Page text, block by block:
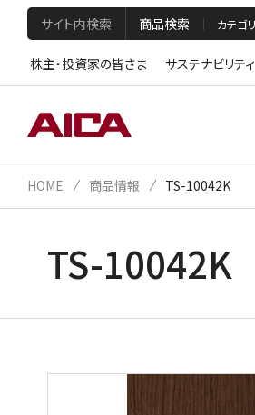
サイト内検索 商品検索
株主・投資家の皆さま サステナビリティ
HOME 商品情報 TS-10042K
TS-10042K